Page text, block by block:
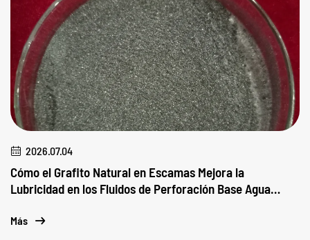
2026.07.04
Cómo el Grafito Natural en Escamas Mejora la
Lubricidad en los Fluidos de Perforación Base Agua
Más